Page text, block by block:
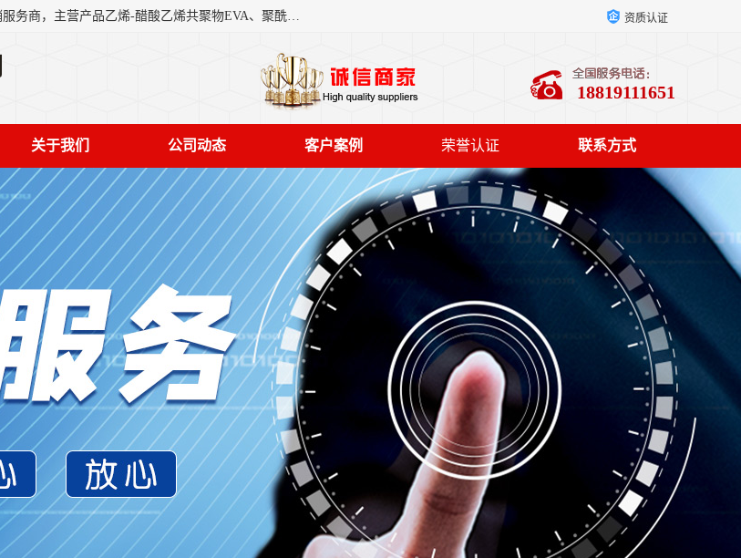
东莞市恒屹国际贸易有限公司（简称：恒屹国际）是一家石化原料综合营销服务商，主营产品乙烯-醋酸乙烯共聚物EVA、聚酰胺PA（尼龙）、醚酯型热塑弹性体TPEE等，公司秉承以市场为导向的战略思想，致力于大宗石化原料在中国市场的营销服务业务，为客户提供一站式的全面服务。 资质认证
18819111651
关于我们 公司动态 客户案例 荣誉认证 联系方式